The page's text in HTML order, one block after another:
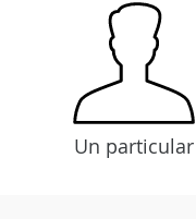
Un particular